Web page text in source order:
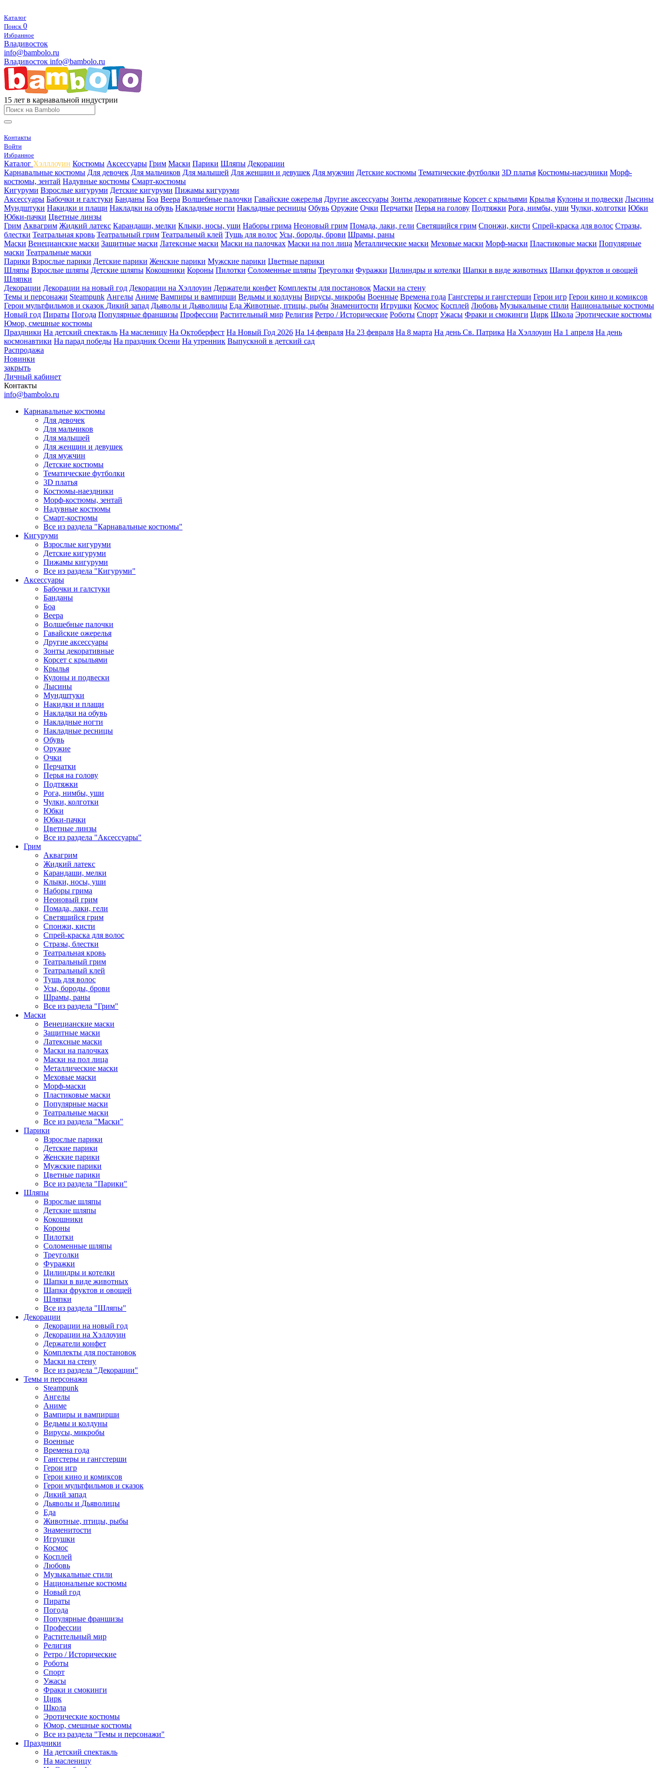
Каталог
Поиск 0
Избранное
Владивосток
info@bambolo.ru
Владивосток info@bambolo.ru
15 лет в карнавальной индустрии
Контакты
Войти
Избранное
Каталог Хэлллоуин Костюмы Аксессуары Грим Маски Парики Шляпы Декорации
Карнавальные костюмы Для девочек Для мальчиков Для малышей Для женщин и девушек Для мужчин Детские костюмы Тематические футболки 3D платья Костюмы-наездники Морф-
костюмы, зентай Надувные костюмы Смарт-костюмы
Кигуруми Взрослые кигуруми Детские кигуруми Пижамы кигуруми
Аксессуары Бабочки и галстуки Банданы Боа Веера Волшебные палочки Гавайские ожерелья Другие аксессуары Зонты декоративные Корсет с крыльями Крылья Кулоны и подвески Лысины
Мундштуки Накидки и плащи Накладки на обувь Накладные ногти Накладные ресницы Обувь Оружие Очки Перчатки Перья на голову Подтяжки Рога, нимбы, уши Чулки, колготки Юбки
Юбки-пачки Цветные линзы
Грим Аквагрим Жидкий латекс Карандаши, мелки Клыки, носы, уши Наборы грима Неоновый грим Помада, лаки, гели Светящийся грим Спонжи, кисти Спрей-краска для волос Стразы,
блестки Театральная кровь Театральный грим Театральный клей Тушь для волос Усы, бороды, брови Шрамы, раны
Маски Венецианские маски Защитные маски Латексные маски Маски на палочках Маски на пол лица Металлические маски Меховые маски Морф-маски Пластиковые маски Популярные
маски Театральные маски
Парики Взрослые парики Детские парики Женские парики Мужские парики Цветные парики
Шляпы Взрослые шляпы Детские шляпы Кокошники Короны Пилотки Соломенные шляпы Треуголки Фуражки Цилиндры и котелки Шапки в виде животных Шапки фруктов и овощей
Шляпки
Декорации Декорации на новый год Декорации на Хэллоуин Держатели конфет Комплекты для постановок Маски на стену
Темы и персонажи Steampunk Ангелы Аниме Вампиры и вампирши Ведьмы и колдуны Вирусы, микробы Военные Времена года Гангстеры и гангстерши Герои игр Герои кино и комиксов
Герои мультфильмов и сказок Дикий запад Дьяволы и Дьяволицы Еда Животные, птицы, рыбы Знаменитости Игрушки Космос Косплей Любовь Музыкальные стили Национальные костюмы
Новый год Пираты Погода Популярные франшизы Профессии Растительный мир Религия Ретро / Исторические Роботы Спорт Ужасы Фраки и смокинги Цирк Школа Эротические костюмы
Юмор, смешные костюмы
Праздники На детский спектакль На масленицу На Октоберфест На Новый Год 2026 На 14 февраля На 23 февраля На 8 марта На день Св. Патрика На Хэллоуин На 1 апреля На день
космонавтики На парад победы На праздник Осени На утренник Выпускной в детский сад
Распродажа
Новинки
закрыть
Личный кабинет
Контакты
info@bambolo.ru
Карнавальные костюмы
Для девочек
Для мальчиков
Для малышей
Для женщин и девушек
Для мужчин
Детские костюмы
Тематические футболки
3D платья
Костюмы-наездники
Морф-костюмы, зентай
Надувные костюмы
Смарт-костюмы
Все из раздела "Карнавальные костюмы"
Кигуруми
Взрослые кигуруми
Детские кигуруми
Пижамы кигуруми
Все из раздела "Кигуруми"
Аксессуары
Бабочки и галстуки
Банданы
Боа
Веера
Волшебные палочки
Гавайские ожерелья
Другие аксессуары
Зонты декоративные
Корсет с крыльями
Крылья
Кулоны и подвески
Лысины
Мундштуки
Накидки и плащи
Накладки на обувь
Накладные ногти
Накладные ресницы
Обувь
Оружие
Очки
Перчатки
Перья на голову
Подтяжки
Рога, нимбы, уши
Чулки, колготки
Юбки
Юбки-пачки
Цветные линзы
Все из раздела "Аксессуары"
Грим
Аквагрим
Жидкий латекс
Карандаши, мелки
Клыки, носы, уши
Наборы грима
Неоновый грим
Помада, лаки, гели
Светящийся грим
Спонжи, кисти
Спрей-краска для волос
Стразы, блестки
Театральная кровь
Театральный грим
Театральный клей
Тушь для волос
Усы, бороды, брови
Шрамы, раны
Все из раздела "Грим"
Маски
Венецианские маски
Защитные маски
Латексные маски
Маски на палочках
Маски на пол лица
Металлические маски
Меховые маски
Морф-маски
Пластиковые маски
Популярные маски
Театральные маски
Все из раздела "Маски"
Парики
Взрослые парики
Детские парики
Женские парики
Мужские парики
Цветные парики
Все из раздела "Парики"
Шляпы
Взрослые шляпы
Детские шляпы
Кокошники
Короны
Пилотки
Соломенные шляпы
Треуголки
Фуражки
Цилиндры и котелки
Шапки в виде животных
Шапки фруктов и овощей
Шляпки
Все из раздела "Шляпы"
Декорации
Декорации на новый год
Декорации на Хэллоуин
Держатели конфет
Комплекты для постановок
Маски на стену
Все из раздела "Декорации"
Темы и персонажи
Steampunk
Ангелы
Аниме
Вампиры и вампирши
Ведьмы и колдуны
Вирусы, микробы
Военные
Времена года
Гангстеры и гангстерши
Герои игр
Герои кино и комиксов
Герои мультфильмов и сказок
Дикий запад
Дьяволы и Дьяволицы
Еда
Животные, птицы, рыбы
Знаменитости
Игрушки
Космос
Косплей
Любовь
Музыкальные стили
Национальные костюмы
Новый год
Пираты
Погода
Популярные франшизы
Профессии
Растительный мир
Религия
Ретро / Исторические
Роботы
Спорт
Ужасы
Фраки и смокинги
Цирк
Школа
Эротические костюмы
Юмор, смешные костюмы
Все из раздела "Темы и персонажи"
Праздники
На детский спектакль
На масленицу